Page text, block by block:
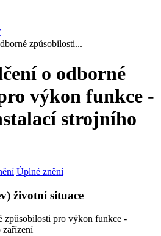
způsobilosti...
o odborné
výkon funkce -
strojního
Úplné znění
životní situace
způsobilosti pro výkon funkce -
zařízení